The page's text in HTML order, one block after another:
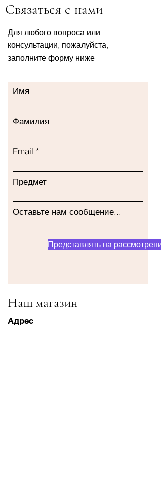
Связаться с нами
Для любого вопроса или
консультации, пожалуйста,
заполните форму ниже
Имя
Фамилия
Email
Предмет
Оставьте нам сообщение...
Представлять на
Наш магазин
Адрес